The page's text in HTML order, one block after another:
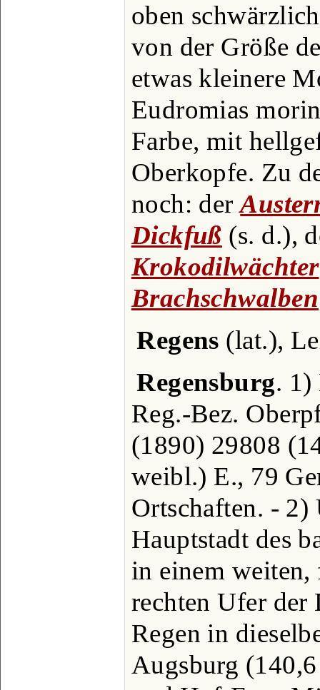
oben
von der Größe
etwas kleinere
Eudromias
Farbe, mit
Oberkopfe. Zu
noch: der
Dickfuß (s. d.),
Krokodilwächter
Brachschwalben
Regens (lat.),
Regensburg. 1)
Reg.-Bez.
(1890) 29808
weibl.) E., 79
Ortschaften. - 2)
Hauptstadt des
in einem weiten,
rechten Ufer der
Regen in
Augsburg